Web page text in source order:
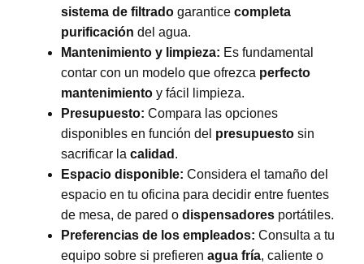
sistema de filtrado garantice completa
purificación del agua.
Mantenimiento y limpieza: Es fundamental
contar con un modelo que ofrezca perfecto
mantenimiento y fácil limpieza.
Presupuesto: Compara las opciones
disponibles en función del presupuesto sin
sacrificar la calidad .
Espacio disponible: Considera el tamaño del
espacio en tu oficina para decidir entre fuentes
de mesa, de pared o dispensadores portátiles.
Preferencias de los empleados: Consulta a tu
equipo sobre si prefieren agua fría, caliente o